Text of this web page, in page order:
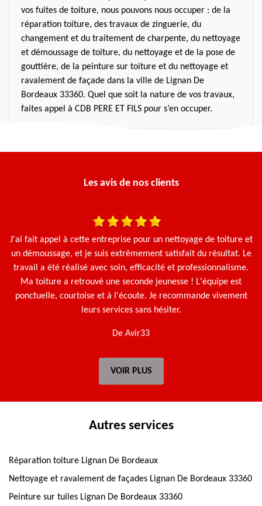
vos fuites de toiture, nous pouvons nous occuper : de la
réparation toiture, des travaux de zinguerie, du
changement et du traitement de charpente, du nettoyage
et démoussage de toiture, du nettoyage et de la pose de
gouttière, de la peinture sur toiture et du nettoyage et
ravalement de façade dans la ville de Lignan De
Bordeaux 33360. Quel que soit la nature de vos travaux,
faites appel à CDB PERE ET FILS pour s’en occuper.
Les avis de nos clients
J'ai fait appel à cette entreprise pour un nettoyage de toiture et
un démoussage, et je suis extrêmement satisfait du résultat. Le
travail a été réalisé avec soin, efficacité et professionnalisme.
Ma toiture a retrouvé une seconde jeunesse ! L'équipe est
ponctuelle, courtoise et à l'écoute. Je recommande vivement
leurs services sans hésiter.
De Avir33
VOIR PLUS
Autres services
Réparation toiture Lignan De Bordeaux
Nettoyage et ravalement de façades Lignan De Bordeaux 33360
Peinture sur tuiles Lignan De Bordeaux 33360